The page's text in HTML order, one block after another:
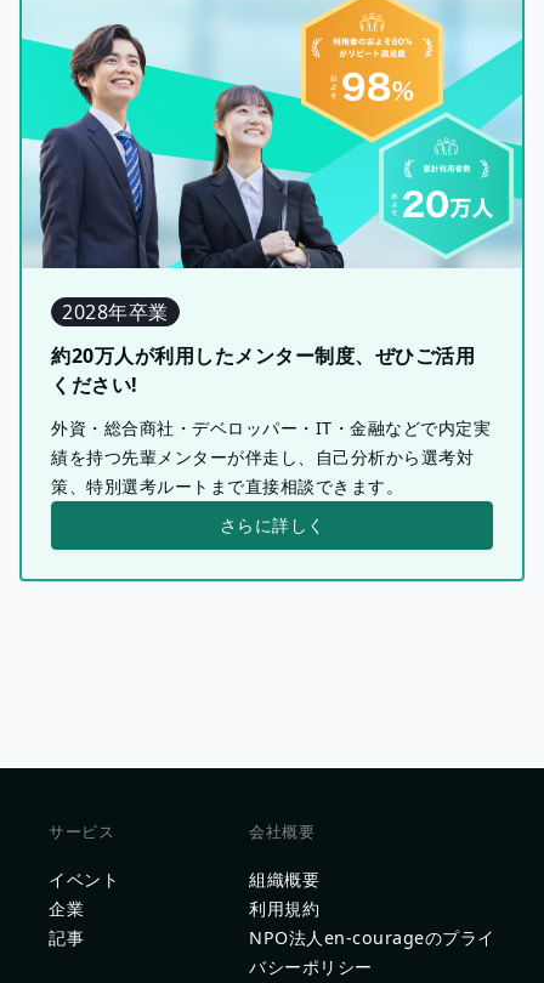
2028年卒業
約20万人が利用したメンター制度、ぜひご活用
ください!
外資・総合商社・デベロッパー・IT・金融などで内定実
績を持つ先輩メンターが伴走し、自己分析から選考対
策、特別選考ルートまで直接相談できます。
さらに詳しく
サービス
イベント
企業
記事
会社概要
組織概要
利用規約
NPO法人en-courageのプライ
バシーポリシー